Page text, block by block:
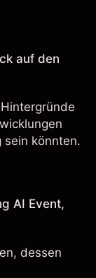
auf den
sein könnten.
AI Event,
dessen